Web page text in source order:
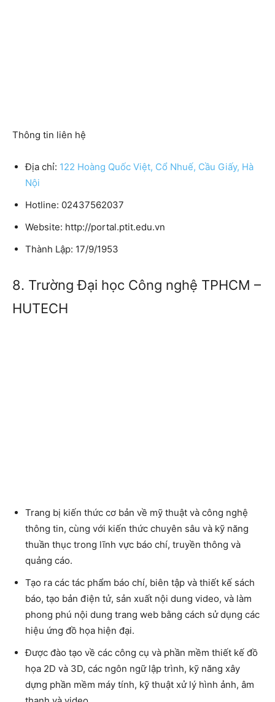
Thông tin liên hệ
Địa chỉ: 122 Hoàng Quốc Việt, Cổ Nhuế, Cầu Giấy, Hà
Nội
Hotline: 02437562037
Website: http://portal.ptit.edu.vn
Thành Lập: 17/9/1953
8. Trường Đại học Công nghệ TPHCM –
HUTECH
Trang bị kiến thức cơ bản về mỹ thuật và công nghệ
thông tin, cùng với kiến thức chuyên sâu và kỹ năng
thuần thục trong lĩnh vực báo chí, truyền thông và
quảng cáo.
Tạo ra các tác phẩm báo chí, biên tập và thiết kế sách
báo, tạo bản điện tử, sản xuất nội dung video, và làm
phong phú nội dung trang web bằng cách sử dụng các
hiệu ứng đồ họa hiện đại.
Được đào tạo về các công cụ và phần mềm thiết kế đồ
họa 2D và 3D, các ngôn ngữ lập trình, kỹ năng xây
dựng phần mềm máy tính, kỹ thuật xử lý hình ảnh, âm